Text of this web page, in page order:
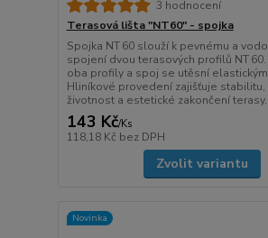
3 hodnocení
Terasová lišta "NT60" - spojka
Spojka NT 60 slouží k pevnému a
spojení dvou terasových profilů NT
oba profily a spoj se utěsní
Hliníkové provedení zajišťuje
životnost a estetické zakončení terasy.
143 Kč/Ks
118,18 Kč bez DPH
Zvolit variantu
Novinka